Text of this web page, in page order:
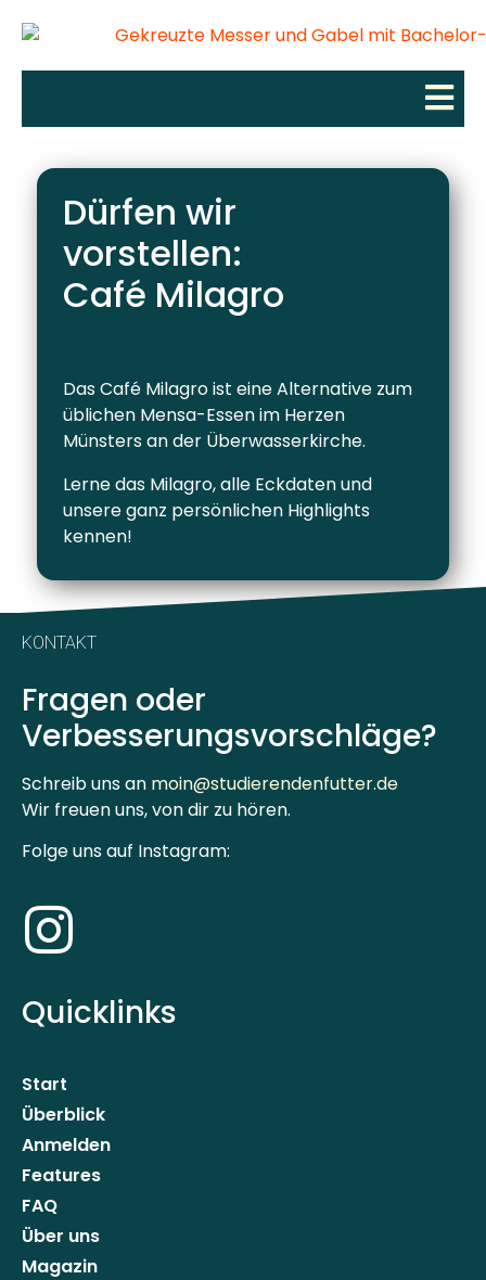
Dürfen wir
vorstellen:
Café Milagro
Das Café Milagro ist eine Alternative zum
üblichen Mensa-Essen im Herzen
Münsters an der Überwasserkirche.
Lerne das Milagro, alle Eckdaten und
unsere ganz persönlichen Highlights
kennen!
KONTAKT
Fragen oder
Verbesserungsvorschläge?
Schreib uns an moin@studierendenfutter.de
Wir freuen uns, von dir zu hören.
Folge uns auf Instagram:
Quicklinks
Start
Überblick
Anmelden
Features
FAQ
Über uns
Magazin